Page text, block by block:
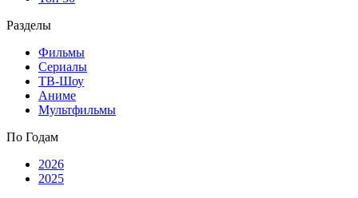
Разделы
Фильмы
Сериалы
ТВ-Шоу
Аниме
Мультфильмы
По Годам
2026
2025